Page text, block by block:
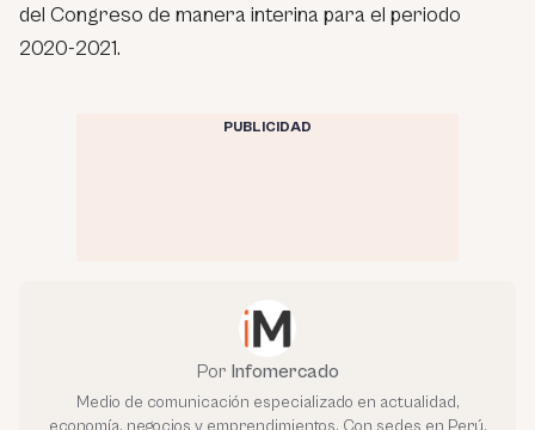
del Congreso de manera interina para el periodo
2020-2021.
PUBLICIDAD
Por Infomercado
Medio de comunicación especializado en actualidad,